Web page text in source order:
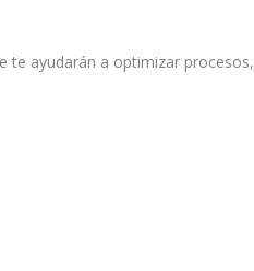
te ayudarán a optimizar procesos,